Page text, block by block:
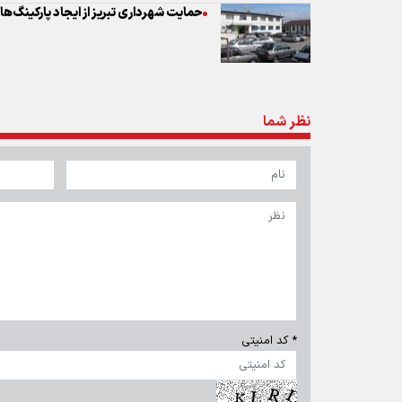
حمایت شهرداری تبریز از ایجاد
نظر شما
* کد امنیتی